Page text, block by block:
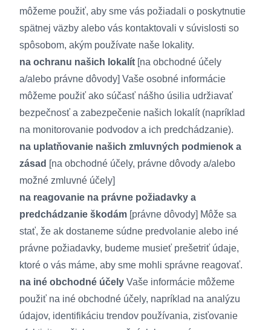
môžeme použiť, aby sme vás požiadali o poskytnutie
spätnej väzby alebo vás kontaktovali v súvislosti so
spôsobom, akým používate naše lokality.
na ochranu našich lokalít [na obchodné účely
a/alebo právne dôvody] Vaše osobné informácie
môžeme použiť ako súčasť nášho úsilia udržiavať
bezpečnosť a zabezpečenie našich lokalít (napríklad
na monitorovanie podvodov a ich predchádzanie).
na uplatňovanie našich zmluvných podmienok a
zásad [na obchodné účely, právne dôvody a/alebo
možné zmluvné účely]
na reagovanie na právne požiadavky a
predchádzanie škodám [právne dôvody] Môže sa
stať, že ak dostaneme súdne predvolanie alebo iné
právne požiadavky, budeme musieť prešetriť údaje,
ktoré o vás máme, aby sme mohli správne reagovať.
na iné obchodné účely Vaše informácie môžeme
použiť na iné obchodné účely, napríklad na analýzu
údajov, identifikáciu trendov používania, zisťovanie